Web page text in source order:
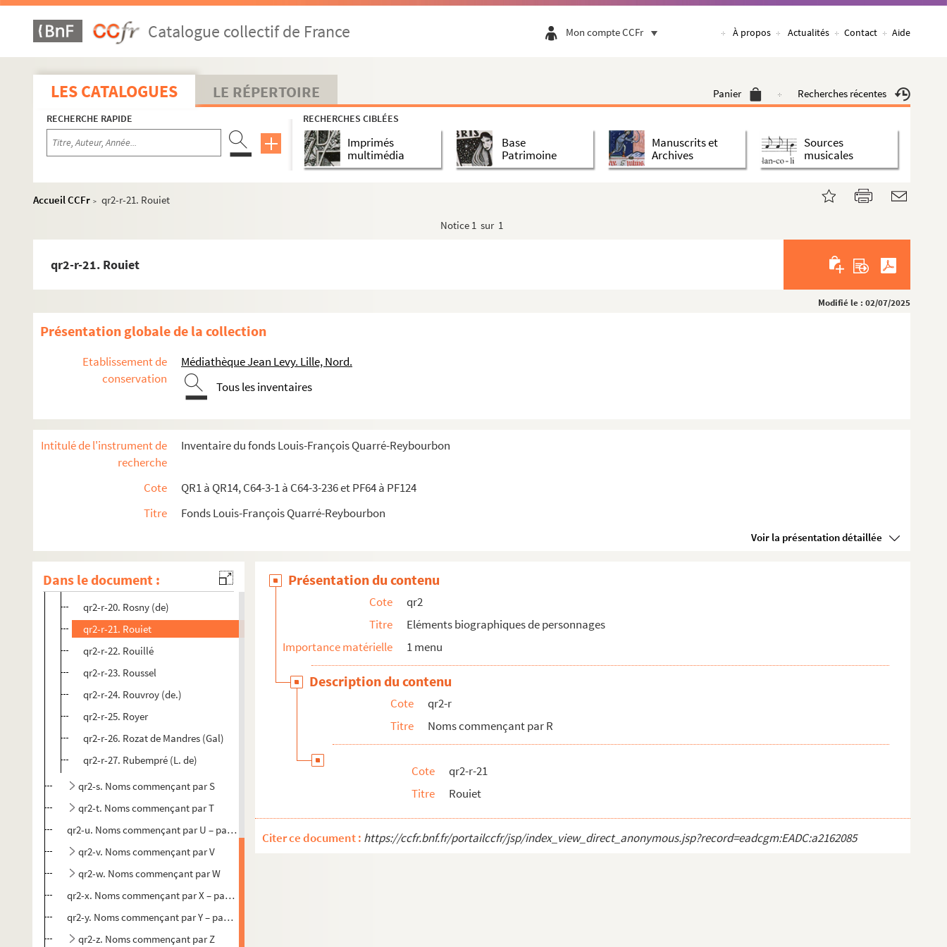
Catalogue collectif de France Mon compte CCFr À propos Actualités Contact Aide
LES CATALOGUES LE RÉPERTOIRE Panier Recherches récentes
RECHERCHE RAPIDE RECHERCHES CIBLÉES
Imprimés
multimédia
Base
Patrimoine
Manuscrits et
Archives
Sources
musicales
Accueil CCFr > qr2-r-21. Rouiet
Notice 1 sur 1
qr2-r-21. Rouiet
Modifié le : 02/07/2025
Présentation globale de la collection
Etablissement de
conservation
Médiathèque Jean Levy. Lille, Nord.
Tous les inventaires
Intitulé de l'instrument de
recherche
Inventaire du fonds Louis-François Quarré-Reybourbon
Cote
QR1 à QR14, C64-3-1 à C64-3-236 et PF64 à PF124
Titre
Fonds Louis-François Quarré-Reybourbon
Voir la présentation détaillée
Dans le document :
qr2-l. Noms commençant par L
qr2-m. Noms commençant par M
qr2-n. Noms commençant par N
qr2-o. Noms commençant par O
qr2-p. Noms commençant par P
qr2-q. Noms commençant par Q
qr2-r-4. Reess-lestienne
qr2-r-7. Reville
qr2-r-9. Richebé (A.)
qr2-r-12. Robert (V.)
qr2-r-13. Robin
qr2-r-16. Rohart
qr2-r-18. Rolland (Jean Daudine)
qr2-r-19. Ronquière
qr2-r-20. Rosny (de)
qr2-r-21. Rouiet
qr2-r-22. Rouillé
qr2-r-23. Roussel
qr2-r-24. Rouvroy (de.)
qr2-r-25. Royer
qr2-r-26. Rozat de Mandres (Gal)
qr2-r-27. Rubempré (L. de)
qr2-s. Noms commençant par S
qr2-t. Noms commençant par T
qr2-u. Noms commençant par U – pas de biographie
qr2-v. Noms commençant par V
qr2-w. Noms commençant par W
qr2-x. Noms commençant par X – pas de biographie
qr2-y. Noms commençant par Y – pas de biographie
qr2-z. Noms commençant par Z
Présentation du contenu
Cote
qr2
Titre
Eléments biographiques de personnages
Importance matérielle
1 menu
Description du contenu
Cote
qr2-r
Titre
Noms commençant par R
Cote
qr2-r-21
Titre
Rouiet
Citer ce document : https://ccfr.bnf.fr/portailccfr/jsp/index_view_direct_anonymous.jsp?record=eadcgm:EADC:a2162085